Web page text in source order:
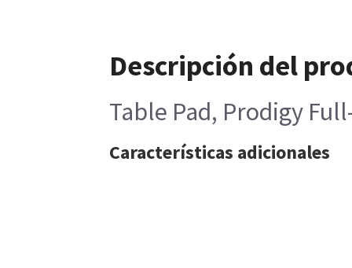
Descripción del
Table Pad, Prodigy
Características adicionales